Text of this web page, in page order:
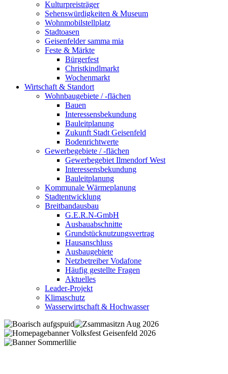
Kulturpreisträger
Sehenswürdigkeiten & Museum
Wohnmobilstellplatz
Stadtoasen
Geisenfelder samma mia
Feste & Märkte
Bürgerfest
Christkindlmarkt
Wochenmarkt
Wirtschaft & Standort
Wohnbaugebiete / -flächen
Bauen
Interessensbekundung
Bauleitplanung
Zukunft Stadt Geisenfeld
Bodenrichtwerte
Gewerbegebiete / -flächen
Gewerbegebiet Ilmendorf West
Interessensbekundung
Bauleitplanung
Kommunale Wärmeplanung
Stadtentwicklung
Breitbandausbau
G.E.R.N-GmbH
Ausbauabschnitte
Grundstücknutzungsvertrag
Hausanschluss
Ausbaugebiete
Netzbetreiber Vodafone
Häufig gestellte Fragen
Aktuelles
Leader-Projekt
Klimaschutz
Wasserwirtschaft & Hochwasser